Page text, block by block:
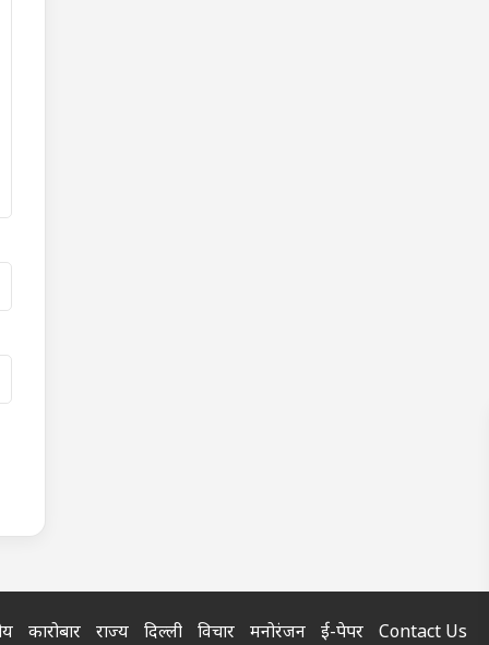
कारोबार राज्य दिल्ली विचार मनोरंजन ई-पेपर Contact Us